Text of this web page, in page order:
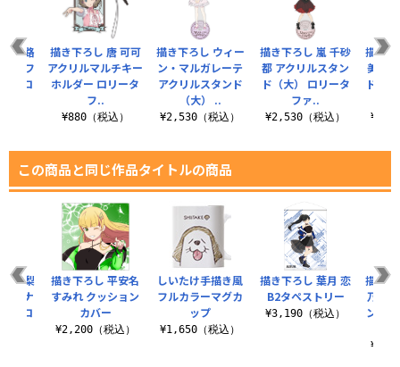
描き下ろし ウィー
ン・マルガレーテ
アクリルスタンド
（大） ..
¥2,530（税込）
描き下ろし 嵐 千砂
都 アクリルスタン
ド（大） ロリータ
ファ..
¥2,530（税込）
描き下
美 ア
ド（
小路
ラフ
ツ ロ
描き下ろし 唐 可可
アクリルマルチキー
ホルダー ロリータ
フ..
¥880（税込）
この商品と同じ作品タイトルの商品
しいたけ手描き風
フルカラーマグカ
ップ
¥1,650（税込）
描き下ろし 葉月 恋
B2タペストリー
¥3,190（税込）
描き下
乃果
ンド
内梨
（ナ
ソロ
描き下ろし 平安名
すみれ クッション
カバー
¥2,200（税込）